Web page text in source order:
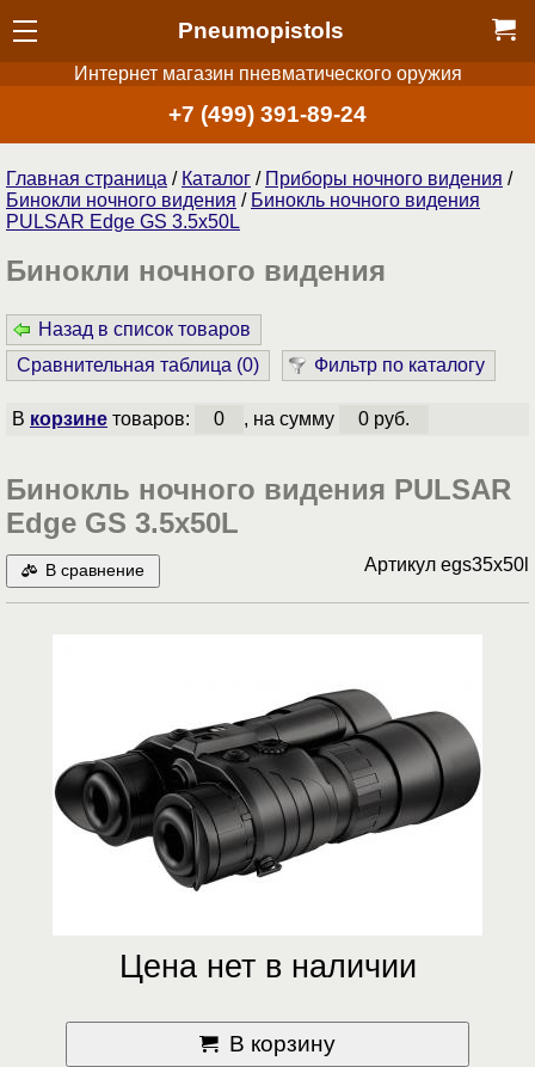
Pneumopistols
Интернет магазин пневматического оружия
+7 (499) 391-89-24
Главная страница / Каталог / Приборы ночного видения /
Бинокли ночного видения / Бинокль ночного видения
PULSAR Edge GS 3.5x50L
Бинокли ночного видения
Назад в список товаров
Сравнительная таблица (0) Фильтр по каталогу
В корзинетоваров: 0 , на сумму 0 руб.
Бинокль ночного видения PULSAR
Edge GS 3.5x50L
В сравнение Артикул egs35x50l
Цена нет в наличии
В корзину